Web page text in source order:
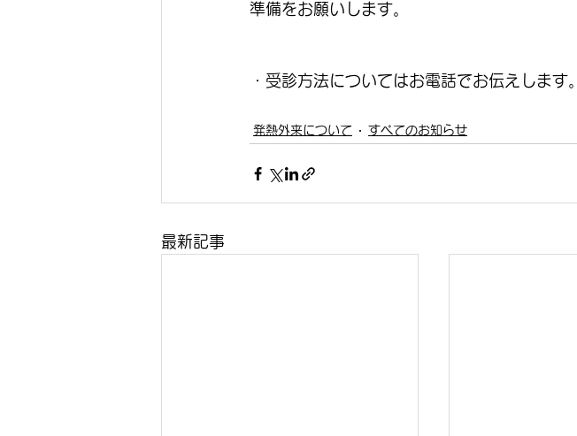
準備をお願いします。
・受診方法についてはお電話でお伝えします。
発熱外来について すべてのお知らせ
最新記事